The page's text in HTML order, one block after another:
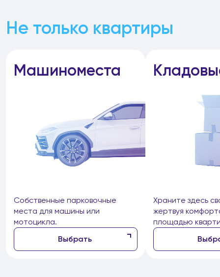
Не только квартиры
Машиноместа
Собственные парковочные
места для машины или
мотоцикла.
Выбрать
Храните здесь
жертвуя
площадью